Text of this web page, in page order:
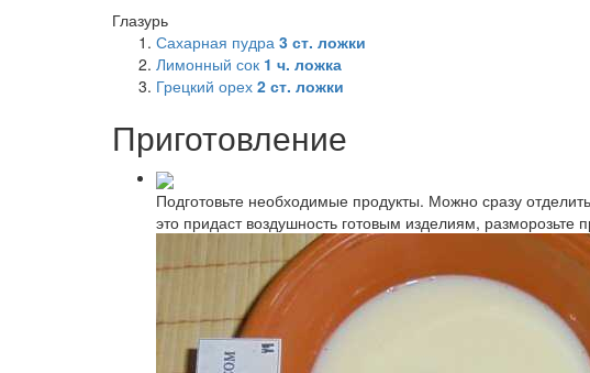
Глазурь
Сахарная пудра 3 ст. ложки
Лимонный сок 1 ч. ложка
Грецкий орех 2 ст. ложки
Приготовление
Подготовьте необходимые продукты. Можно сразу
это придаст воздушность готовым изделиям,